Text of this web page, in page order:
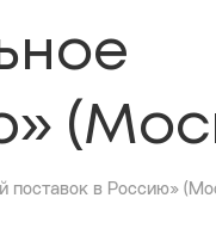
поставок в Россию»